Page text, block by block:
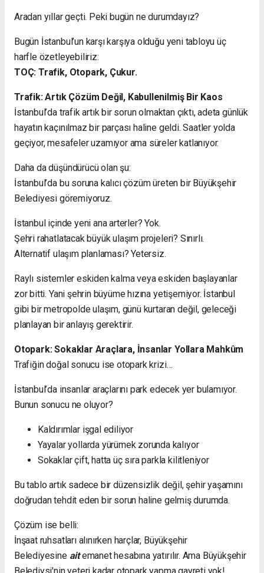
Aradan yıllar geçti. Peki bugün ne durumdayız?
Bugün İstanbul’un karşı karşıya olduğu yeni tabloyu üç
harfle özetleyebiliriz:
TOÇ: Trafik, Otopark, Çukur.
Trafik: Artık Çözüm Değil, Kabullenilmiş Bir Kaos
İstanbul’da trafik artık bir sorun olmaktan çıktı, adeta günlük
hayatın kaçınılmaz bir parçası haline geldi. Saatler yolda
geçiyor, mesafeler uzamıyor ama süreler katlanıyor.
Daha da düşündürücü olan şu:
İstanbul’da bu soruna kalıcı çözüm üreten bir Büyükşehir
Belediyesi göremiyoruz.
İstanbul içinde yeni ana arterler? Yok.
Şehri rahatlatacak büyük ulaşım projeleri? Sınırlı.
Alternatif ulaşım planlaması? Yetersiz.
Raylı sistemler eskiden kalma veya eskiden başlayanlar
zor bitti. Yani şehrin büyüme hızına yetişemiyor. İstanbul
gibi bir metropolde ulaşım, günü kurtaran değil, geleceği
planlayan bir anlayış gerektirir.
Otopark: Sokaklar Araçlara, İnsanlar Yollara Mahkûm
Trafiğin doğal sonucu ise otopark krizi…
İstanbul’da insanlar araçlarını park edecek yer bulamıyor.
Bunun sonucu ne oluyor?
Kaldırımlar işgal ediliyor
Yayalar yollarda yürümek zorunda kalıyor
Sokaklar çift, hatta üç sıra parkla kilitleniyor
Bu tablo artık sadece bir düzensizlik değil, şehir yaşamını
doğrudan tehdit eden bir sorun haline gelmiş durumda.
Çözüm ise belli:
İnşaat ruhsatları alınırken harçlar, Büyükşehir
Belediyesine aitemanet hesabına yatırılır. Ama Büyükşehir
Belediysi'nin yeteri kadar otopark yapma gayreti yok!